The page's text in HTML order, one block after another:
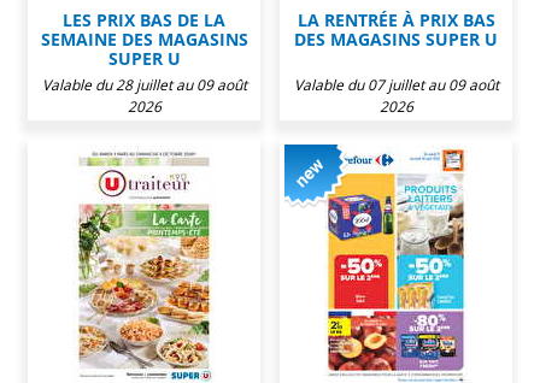
LES PRIX BAS DE LA
SEMAINE DES MAGASINS
SUPER U
Valable du 28 juillet au 09 août
2026
LA RENTRÉE À PRIX BAS
DES MAGASINS SUPER U
Valable du 07 juillet au 09 août
2026